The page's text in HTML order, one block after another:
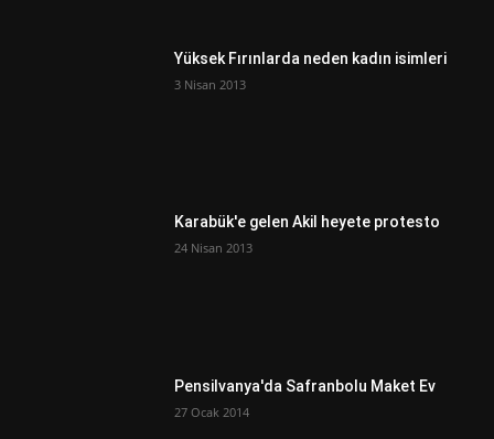
Yüksek Fırınlarda neden kadın isimleri
3 Nisan 2013
Karabük'e gelen Akil heyete protesto
24 Nisan 2013
Pensilvanya'da Safranbolu Maket Ev
27 Ocak 2014